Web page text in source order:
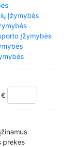
Įžymybės
Įžymybės
Įžymybės
prekes